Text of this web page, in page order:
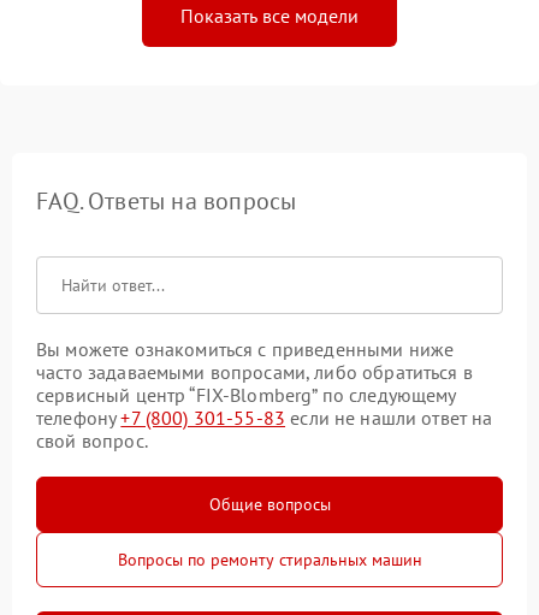
Показать все модели
FAQ. Ответы на вопросы
Вы можете ознакомиться с приведенными ниже
часто задаваемыми вопросами, либо обратиться в
сервисный центр “FIX-Blomberg” по следующему
телефону+7 (800) 301-55-83 если не нашли ответ на
свой вопрос.
Общие вопросы
Вопросы по ремонту стиральных машин